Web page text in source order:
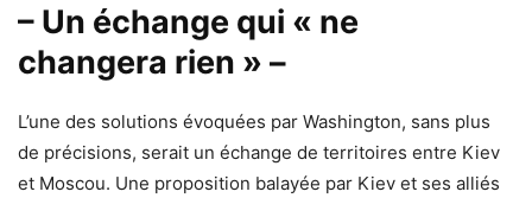
– Un échange qui « ne
changera rien » –
L’une des solutions évoquées par Washington, sans plus
de précisions, serait un échange de territoires entre Kiev
et Moscou. Une proposition balayée par Kiev et ses alliés